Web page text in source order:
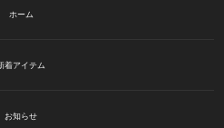
ホーム
着アイテム
お知らせ